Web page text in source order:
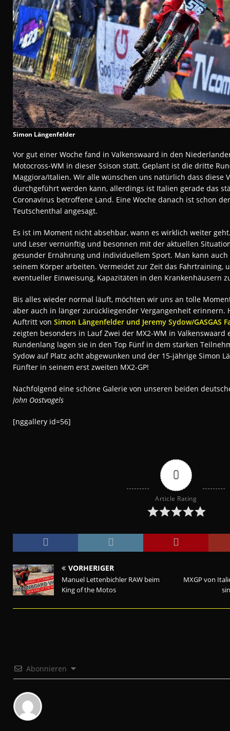
Simon Längenfelder
Vor gut einer Woche fand in Valkenswaard in den
Motocross-WM in dieser Ssison statt. Geplant ist die dritte
Maggiora/Italien. Wir alle wünschen uns natürlich dass diese
durchgeführt werden kann, allerdings ist Italien gerade das
Coronavirus betroffene Land. Eine Woche danach ist schon
Teutschenthal angesagt.
Es ist im Moment nicht absehbar, wann es wirklich weiter
und Leser vernünftig und besonnen mit der aktuellen
gesunder Ernährung und individuellem Sport. Man kann
seinem Körper arbeiten. Vermeidet zur Zeit das Fahrtraining,
eventueller Einweisung, Kapazitäten in den Krankenhäusern
Bis alles wieder normal läuft, möchten wir uns an tolle
aber auch in länger zurückliegender Vergangenheit erinnern.
Auftritt von Simon Längenfelder und Jeremy Sydow/GASGAS
zeigten besonders in Lauf Zwei der MX2-WM in Valkenswaard
Rundenlang lagen sie in den Top Fünf in dem starken
Sydow auf Platz acht abgewunken und der 15-jährige Simon
Fünfter in seinem erst zweiten MX2-GP!
Nachfolgend eine schöne Galerie von unseren beiden
John Oostvogels
[nggallery id=56]
0
Article Rating
VORHERIGER
Manuel Lettenbichler RAW beim
King of the Motos
MXGP von
Abonnieren